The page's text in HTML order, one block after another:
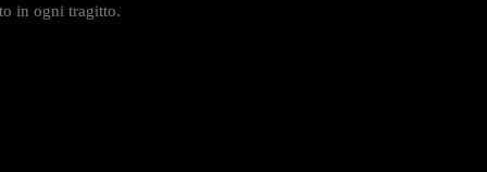
in ogni tragitto.